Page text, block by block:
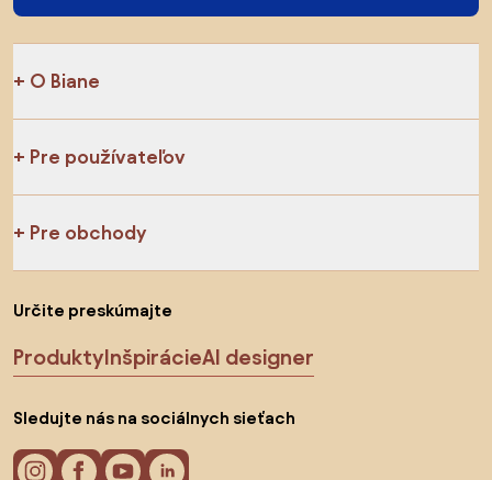
O Biane
Pre používateľov
Pre obchody
Určite preskúmajte
ProduktyInšpirácieAI designer
Sledujte nás na sociálnych sieťach